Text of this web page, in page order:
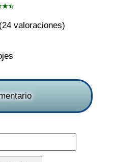
24 valoraciones)